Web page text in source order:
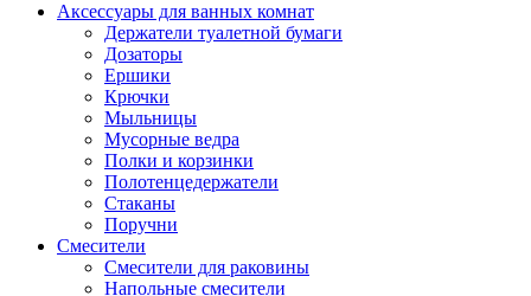
Аксессуары для ванных комнат
Держатели туалетной бумаги
Дозаторы
Ершики
Крючки
Мыльницы
Мусорные ведра
Полки и корзинки
Полотенцедержатели
Стаканы
Поручни
Смесители
Смесители для раковины
Напольные смесители